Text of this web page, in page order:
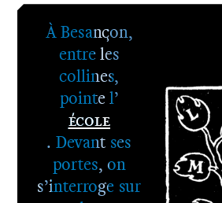
À Besançon,
entre les
collines,
pointe l’
École
. Devant ses
portes, on
s’interroge sur